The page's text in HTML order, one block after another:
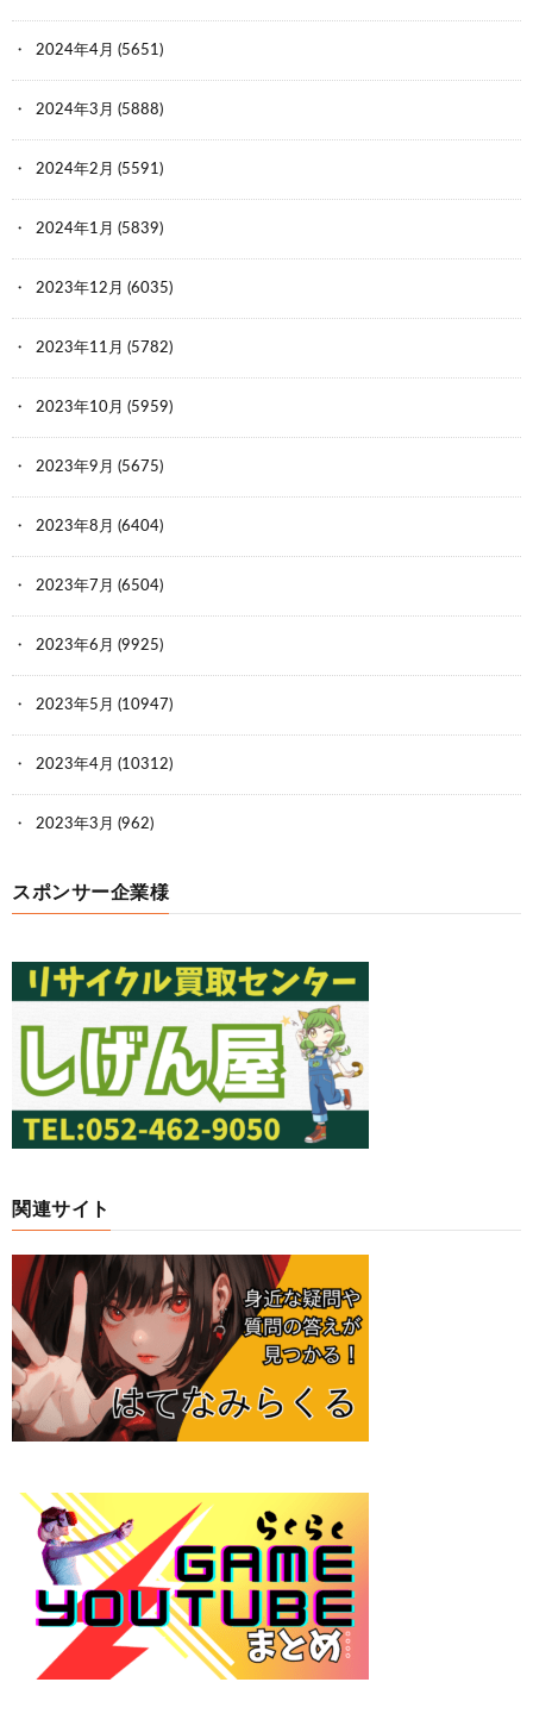
2024年4月 (5651)
2024年3月 (5888)
2024年2月 (5591)
2024年1月 (5839)
2023年12月 (6035)
2023年11月 (5782)
2023年10月 (5959)
2023年9月 (5675)
2023年8月 (6404)
2023年7月 (6504)
2023年6月 (9925)
2023年5月 (10947)
2023年4月 (10312)
2023年3月 (962)
スポンサー企業様
関連サイト